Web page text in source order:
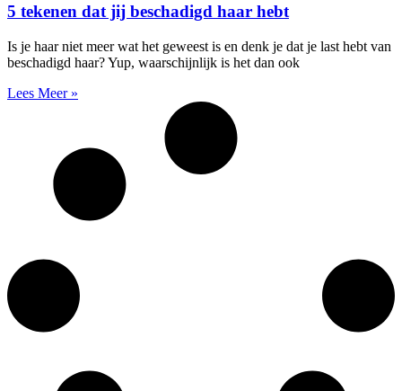
5 tekenen dat jij beschadigd haar hebt
Is je haar niet meer wat het geweest is en denk je dat je last hebt van
beschadigd haar? Yup, waarschijnlijk is het dan ook
Lees Meer »